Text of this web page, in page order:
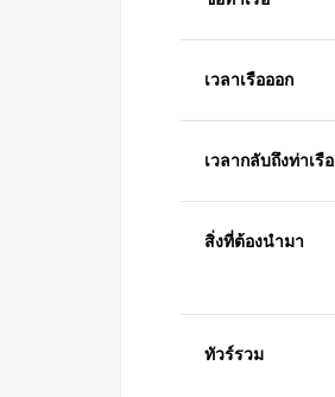
เวลาเรือออก
เวลากลับถึงท่าเรือ
สิ่งที่ต้องนำมา
ทัวร์รวม